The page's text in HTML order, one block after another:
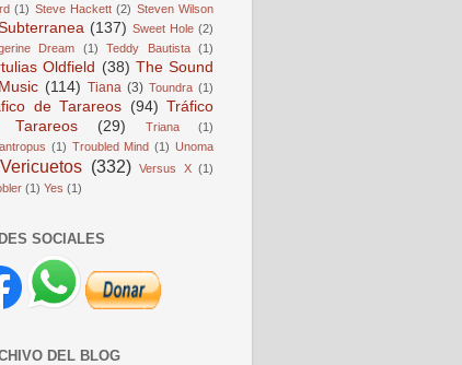
(1) Steve Hackett (2) Steven Wilson
(137) Sweet Hole (2)
Dream
(1) Teddy Bautista (1)
Oldfield (38) The Sound
(114) Tiana (3) Toundra (1)
de Tarareos (94) Tráfico
Tarareos
(29) Triana
(1)
(1) Troubled Mind (1) Unoma
Vericuetos (332) Versus X (1)
(1) Yes (1)
SOCIALES
DEL BLOG